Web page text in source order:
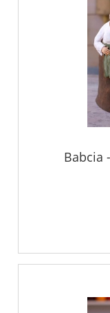
Babcia